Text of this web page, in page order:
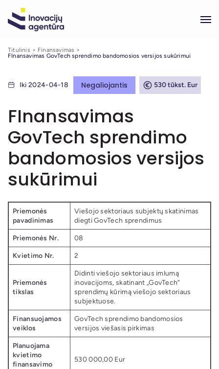
Titulinis
Finansavimas
FInansavimas GovTech sprendimo bandomosios versijos sukūrimui
Iki 2024-04-18 Negaliojantis 530 tūkst. Eur
FInansavimas
GovTech sprendimo
bandomosios versijos
sukūrimui
Priemonės
pavadinimas
Viešojo sektoriaus subjektų skatinimas
diegti GovTech sprendimus
Priemonės Nr. 08
Kvietimo Nr. 2
Priemonės
tikslas
Didinti viešojo sektoriaus imlumą
inovacijoms, skatinant „GovTech“
sprendimų kūrimą viešojo sektoriaus
subjektuose.
Finansuojamos
veiklos
GovTech sprendimo bandomosios
versijos viešasis pirkimas
Planuojama
kvietimo
finansavimo
530 000,00 Eur